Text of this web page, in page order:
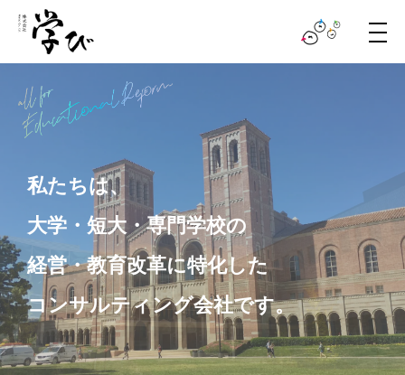
メ
ニ
ュ
私たちは、
大学・短大・専門学校の
経営・教育改革に特化した
コンサルティング会社です。